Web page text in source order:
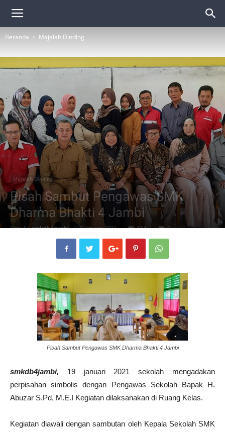
Beranda Majalah Dinding
Majalah Dinding
Pisah Sambut Pengawas SMK
Dharma Bhakti 4 Jambi
Penulis smkdb4jambi - 20 Januari 2021 554 0
Pisah Sambut Pengawas SMK Dharma Bhakti 4 Jambi
smkdb4jambi, 19 januari 2021 sekolah mengadakan
perpisahan simbolis dengan Pengawas Sekolah Bapak H.
Abuzar S.Pd, M.E.I Kegiatan dilaksanakan di Ruang Kelas.
Kegiatan diawali dengan sambutan oleh Kepala Sekolah SMK